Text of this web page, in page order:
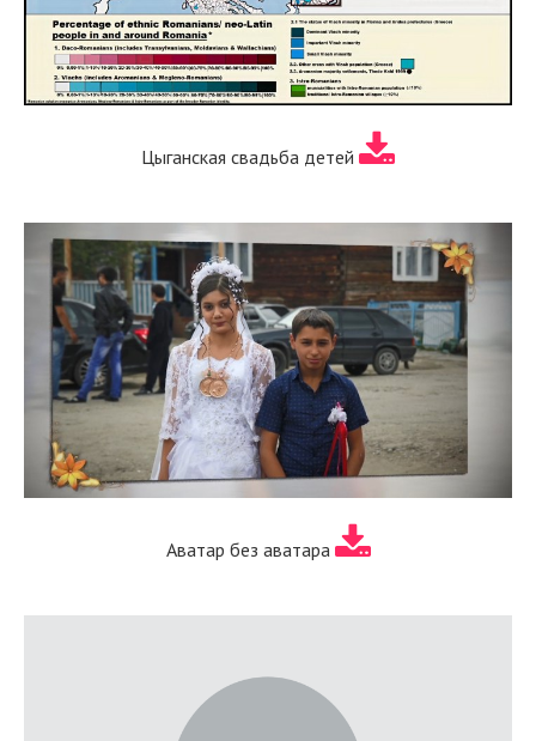
Цыганская свадьба детей
Аватар без аватара